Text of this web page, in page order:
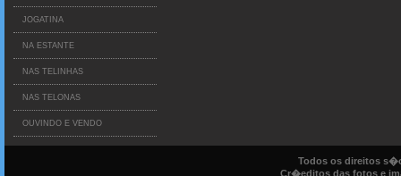
JOGATINA
NA ESTANTE
NAS TELINHAS
NAS TELONAS
OUVINDO E VENDO
Todos os direitos
Cr�editos das fotos e